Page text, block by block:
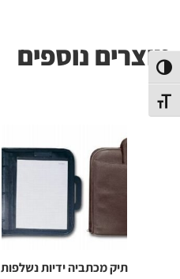
הפעל/כבה ניגודיות גבוהה
מתג גודל גופן
מוצרים נוספים
תיק מכתביה ידיות נשלפות